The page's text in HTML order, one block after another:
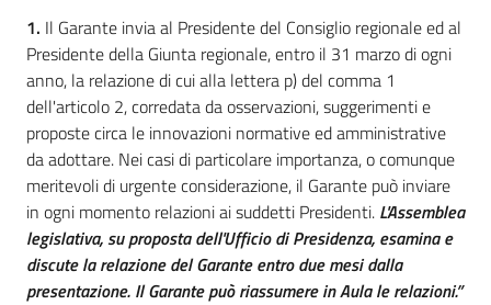
1. Il Garante invia al Presidente del Consiglio regionale ed al
Presidente della Giunta regionale, entro il 31 marzo di ogni
anno, la relazione di cui alla lettera p) del comma 1
dell'articolo 2, corredata da osservazioni, suggerimenti e
proposte circa le innovazioni normative ed amministrative
da adottare. Nei casi di particolare importanza, o comunque
meritevoli di urgente considerazione, il Garante può inviare
in ogni momento relazioni ai suddetti Presidenti. L'Assemblea
legislativa, su proposta dell'Ufficio di Presidenza, esamina e
discute la relazione del Garante entro due mesi dalla
presentazione. Il Garante può riassumere in Aula le relazioni.”